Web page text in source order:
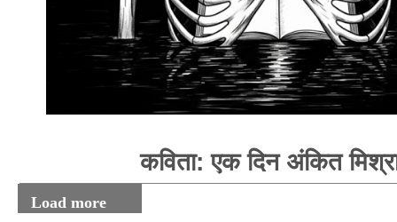
कविता: एक दिन अंकित
Load more